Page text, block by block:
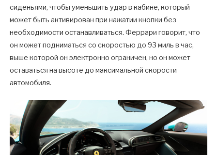
сиденьями, чтобы уменьшить удар в кабине, который
может быть активирован при нажатии кнопки без
необходимости останавливаться. Феррари говорит, что
он может подниматься со скоростью до 93 миль в час,
выше которой он электронно ограничен, но он может
оставаться на высоте до максимальной скорости
автомобиля.